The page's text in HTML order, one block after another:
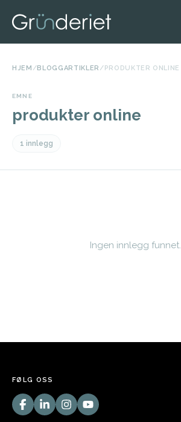
HJEM /BLOGGARTIKLER /PRODUKTER ONLINE
EMNE
produkter online
1 innlegg
Ingen innlegg funnet.
FØLG OSS